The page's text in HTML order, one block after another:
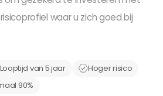
waar u zich goed bij
Looptijd van 5 jaar
Hoger risico
90%